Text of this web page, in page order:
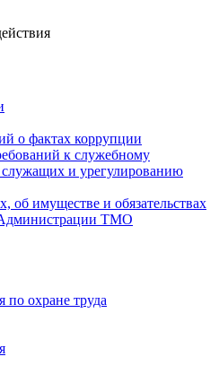
о фактах коррупции
к служебному
и урегулированию
об имуществе и обязательствах
Администрации ТМО
по охране труда